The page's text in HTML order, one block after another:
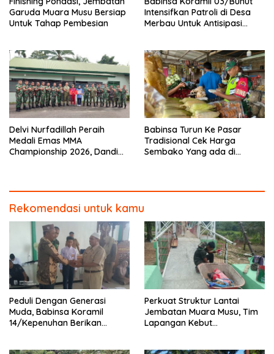
Garuda Muara Musu Bersiap
Untuk Tahap Pembesian
Intensifkan Patroli di Desa
Merbau Untuk Antisipasi
Delvi Nurfadillah Peraih
Medali Emas MMA
Championship 2026, Dandim
Babinsa Turun Ke Pasar
Tradisional Cek Harga
Sembako Yang ada di
Rekomendasi untuk kamu
Peduli Dengan Generasi
Muda, Babinsa Koramil
14/Kepenuhan Berikan
Perkuat Struktur Lantai
Jembatan Muara Musu, Tim
Lapangan Kebut